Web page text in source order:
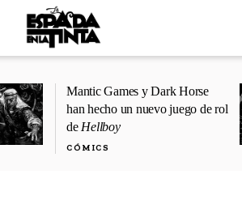
Mantic Games y Dark Horse
han hecho un nuevo juego de rol
de Hellboy
CÓMICS